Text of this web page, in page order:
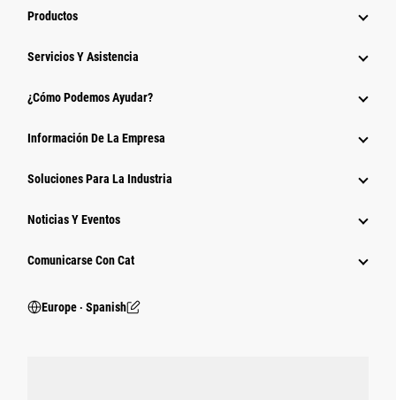
Productos
Servicios Y Asistencia
¿Cómo Podemos Ayudar?
Información De La Empresa
Soluciones Para La Industria
Noticias Y Eventos
Comunicarse Con Cat
Europe ‧ Spanish